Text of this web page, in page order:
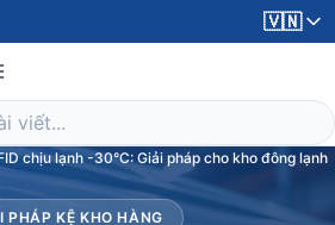
🇻🇳
chịu lạnh -30°C: Giải pháp cho kho đông lạnh
PHÁP KỆ KHO HÀNG